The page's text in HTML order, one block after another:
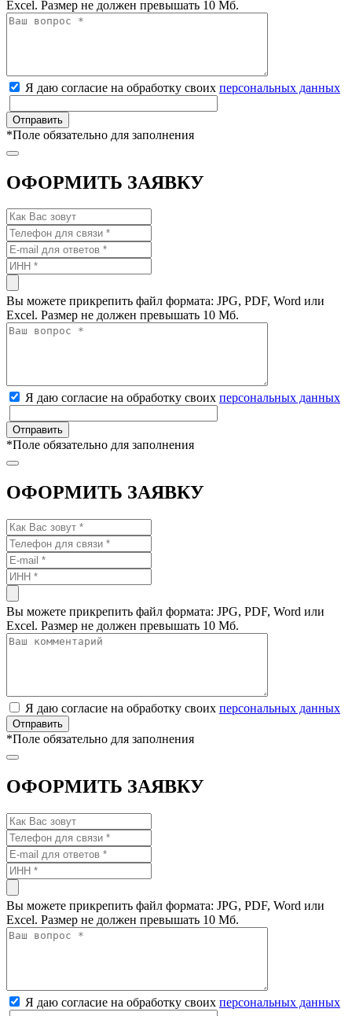
Excel. Размер не должен превышать 10 Мб.
Я даю согласие на обработку своих персональных данных
*Поле обязательно для заполнения
ОФОРМИТЬ ЗАЯВКУ
Вы можете прикрепить файл формата: JPG, PDF, Word или
Excel. Размер не должен превышать 10 Мб.
Я даю согласие на обработку своих персональных данных
*Поле обязательно для заполнения
ОФОРМИТЬ ЗАЯВКУ
Вы можете прикрепить файл формата: JPG, PDF, Word или
Excel. Размер не должен превышать 10 Мб.
Я даю согласие на обработку своих персональных данных
*Поле обязательно для заполнения
ОФОРМИТЬ ЗАЯВКУ
Вы можете прикрепить файл формата: JPG, PDF, Word или
Excel. Размер не должен превышать 10 Мб.
Я даю согласие на обработку своих персональных данных